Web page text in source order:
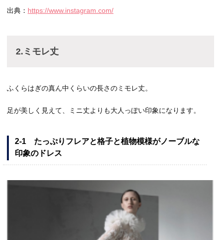
出典： https://www.instagram.com/
2.ミモレ丈
ふくらはぎの真ん中くらいの長さのミモレ丈。
足が美しく見えて、ミニ丈よりも大人っぽい印象になります。
2-1 たっぷりフレアと格子と植物模様がノーブルな
印象のドレス